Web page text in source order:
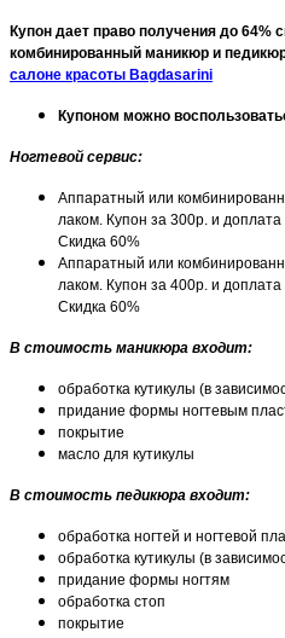
Купон дает право получения до 64%
комбинированный маникюр и
салоне красоты Bagdasarini
Купоном можно
Ногтевой сервис:
Аппаратный или
лаком. Купон за 300р. и
Скидка 60%
Аппаратный или
лаком. Купон за 400р. и
Скидка 60%
В стоимость маникюра входит:
обработка кутикулы (в
придание формы ногтевым
покрытие
масло для кутикулы
В стоимость педикюра входит:
обработка ногтей и ногтевой
обработка кутикулы (в
придание формы ногтям
обработка стоп
покрытие